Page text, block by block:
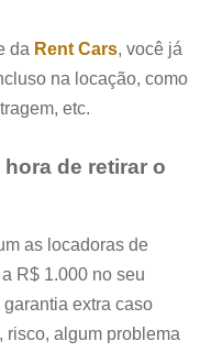
da Rent Cars, você já
na locação, como
etc.
de retirar o
as locadoras de
R$ 1.000 no seu
extra caso
risco, algum problema